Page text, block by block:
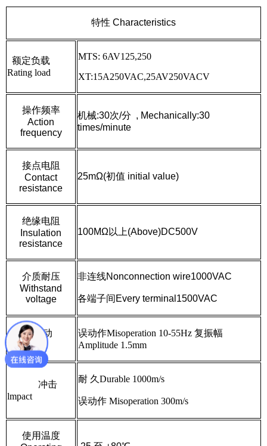
特性 Characteristics
额定负载
Rating load
MTS: 6AV125,250
XT:15A250VAC,25AV250VACV
操作频率
Action
frequency
机械:30次/分 , Mechanically:30
times/minute
接点电阻
Contact
resistance
25mΩ(初值 initial value)
绝缘电阻
Insulation
resistance
100MΩ 以上(Above)DC500V
介质耐压
Withstand
voltage
非连线Nonconnection wire1000VAC
各端子间Every terminal1500VAC
振动
Vibration
误动作Misoperation 10-55Hz 复振幅
Amplitude 1.5mm
冲击
lmpact
耐 久Durable 1000m/s
误动作 Misoperation 300m/s
使用温度